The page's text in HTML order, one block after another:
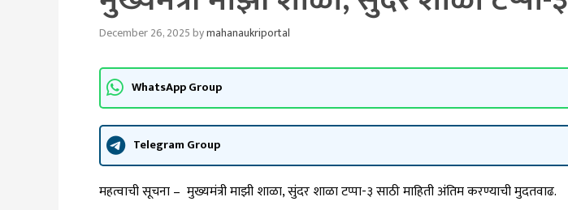
December 26, 2025bymahanaukriportal
WhatsApp Group
Telegram Group
महत्वाची सूचना – मुख्यमंत्री माझी शाळा, सुंदर शाळा टप्पा-३ साठी माहिती अंतिम करण्याची मुदतवाढ.